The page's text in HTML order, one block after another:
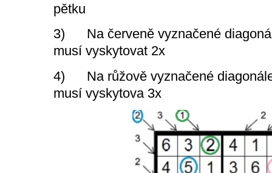
pětku
3) Na červeně vyznačené
musí vyskytovat 2x
4) Na růžově vyznačené
musí vyskytova 3x